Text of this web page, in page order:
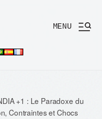
MENU
+1 : Le Paradoxe du
Contraintes et Chocs